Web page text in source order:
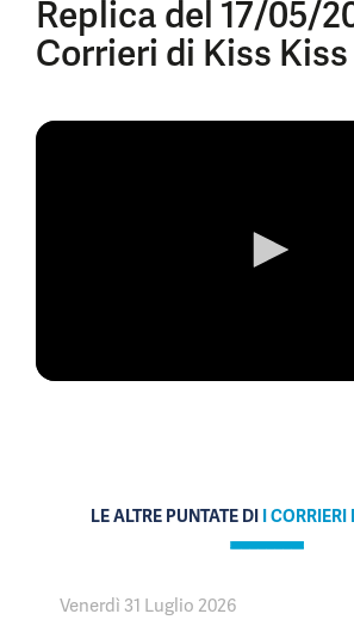
Replica del 17/05/
Corrieri di Kiss Kiss
LE ALTRE PUNTATE DI I CORRIERI
Venerdì 31 Luglio 2026